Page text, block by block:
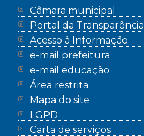
Câmara municipal
Portal da Transparência
Acesso à Informação
e-mail prefeitura
e-mail educação
Área restrita
Mapa do site
LGPD
Carta de serviços